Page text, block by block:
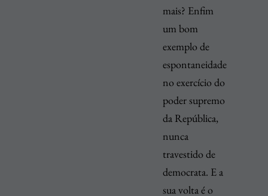
mais? Enfim
um bom
exemplo de
espontaneidade
no exercício do
poder supremo
da República,
nunca
travestido de
democrata. E a
sua volta é o